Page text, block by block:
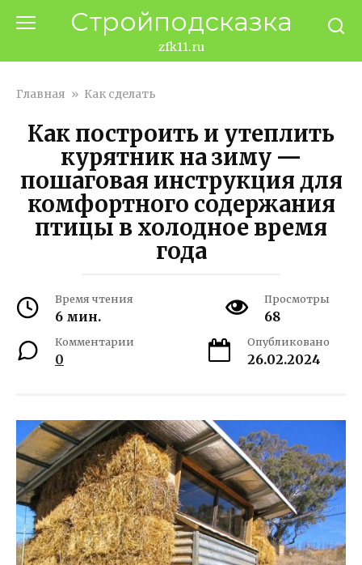
Стройподсказка
zfk11.ru
Главная » Как сделать
Как построить и утеплить
курятник на зиму —
пошаговая инструкция для
комфортного содержания
птицы в холодное время
года
Время чтения
6 мин.
Просмотры
68
Комментарии
0
Опубликовано
26.02.2024